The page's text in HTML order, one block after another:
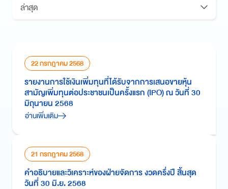
ล่าสุด
22 กรกฎาคม 2568
รายงานการใช้เงินเพิ่มทุนที่ได้รับจากการเสนอขายหุ้น
สามัญเพิ่มทุนต่อประชาชนเป็นครั้งแรก (IPO) ณ วันที่ 30
มิถุนายน 2568
อ่านเพิ่มเติม
21 กรกฎาคม 2568
คำอธิบายและวิเคราะห์ของฝ่ายจัดการ งวดครึ่งปี สิ้นสุด
วันที่ 30 มิ.ย. 2568